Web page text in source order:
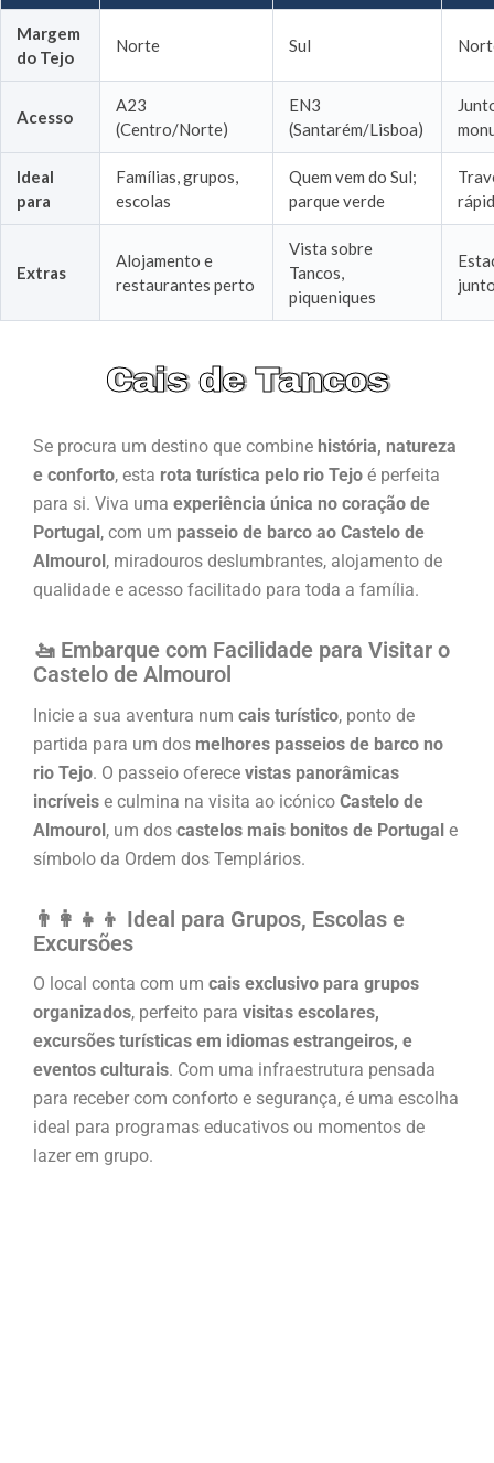
Margem
do Tejo
Norte Sul
Acesso
A23
(Centro/Norte)
EN3
(Santarém/Lisboa)
Ideal
para
Famílias, grupos,
escolas
Quem vem do Sul;
parque verde
Extras
Alojamento e
restaurantes perto
Vista sobre
Tancos,
piqueniques
Cais de Tancos
Se procura um destino que combine história, natureza
e conforto, esta rota turística pelo rio Tejo é perfeita
para si. Viva uma experiência única no coração de
Portugal , com um passeio de barco ao Castelo de
Almourol , miradouros deslumbrantes, alojamento de
qualidade e acesso facilitado para toda a família.
🚤 Embarque com Facilidade para Visitar o
Castelo de Almourol
Inicie a sua aventura num cais turístico, ponto de
partida para um dos melhores passeios de barco no
rio Tejo. O passeio oferece vistas panorâmicas
incríveis e culmina na visita ao icónico Castelo de
Almourol, um dos castelos mais bonitos de Portugal e
símbolo da Ordem dos Templários.
👨‍👩‍👧‍👦 Ideal para Grupos, Escolas e
Excursões
O local conta com um cais exclusivo para grupos
organizados, perfeito para visitas escolares,
excursões turísticas em idiomas estrangeiros, e
eventos culturais. Com uma infraestrutura pensada
para receber com conforto e segurança, é uma escolha
ideal para programas educativos ou momentos de
lazer em grupo.